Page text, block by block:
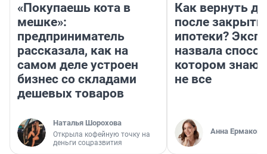
«Покупаешь кота в
мешке»:
предприниматель
рассказала, как на
самом деле устроен
бизнес со складами
дешевых товаров
Наталья Шорохова
Открыла кофейную точку на
деньги соцразвития
Как вернуть
после
ипотеки?
назвала
котором
не все
Анна Ермакова